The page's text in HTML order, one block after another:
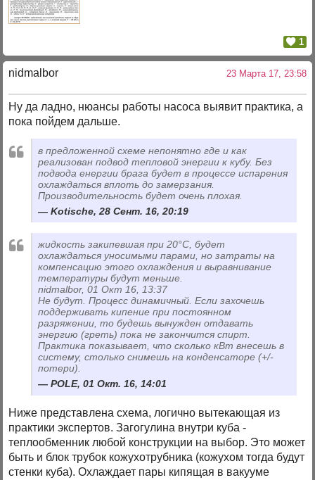
1
nidmalbor 23 Марта 17, 23:58
Ну да ладно, нюансы работы насоса выявит практика, а
пока пойдем дальше.
в предложенной схеме непонятно где и как
реализован подвод тепловой энергии к кубу. Без
подвода енергии брага будет в процессе испарения
охлаждаться вплоть до замерзания.
Производительность будет очень плохая.
Kotische, 28 Сент. 16, 20:19
жидкость закипевшая при 20°С, будет
охлаждаться уносимыми парами, но затраты на
компенсацию этого охлаждения и выравнивание
температуры будут меньше.
nidmalbor, 01 Окт 16, 13:37
Не будут. Процесс динамичный. Если захочешь
поддерживать кипение при постоянном
разряжении, то будешь вынужден отдавать
энергию (греть) пока не закончится спирт.
Практика показывает, что сколько кВт внесешь в
систему, столько снимешь на конденсаторе (+/-
потери).
POLE, 01 Окт. 16, 14:01
Ниже представлена схема, логично вытекающая из
практики экспертов. Загогулина внутри куба -
теплообменник любой конструкции на выбор. Это может
быть и блок трубок кожухотрубника (кожухом тогда будут
стенки куба). Охлаждает пары кипящая в вакууме